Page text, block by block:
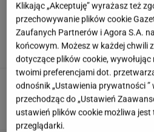
jego wujka
mikrodramy
SUBSKRYPCJA
Wystarczy jedno
tym poznasz
Klikając „Akceptuję” wyrażasz też
przechowywanie plików cookie
Zaufanych Partnerów i Agora S.A.
końcowym. Możesz w każdej chwili
dotyczące plików cookie,
twoimi preferencjami dot.
odnośnik „Ustawienia prywatności ”
przechodząc do „Ustawień
ustawień plików cookie możliwa
przeglądarki.